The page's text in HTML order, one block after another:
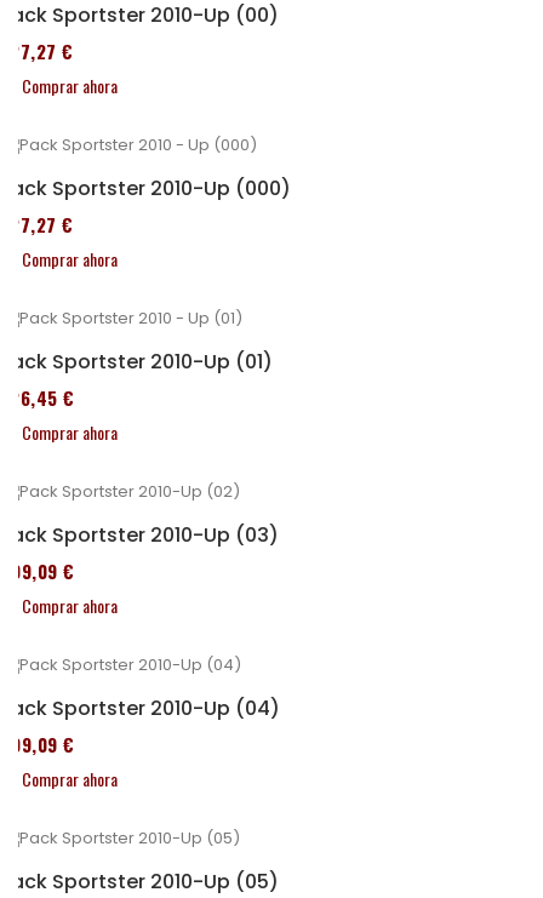
Pack Sportster 2010-Up (00)
227,27 €
Comprar ahora
Pack Sportster 2010-Up (000)
227,27 €
Comprar ahora
Pack Sportster 2010-Up (01)
326,45 €
Comprar ahora
Pack Sportster 2010-Up (03)
409,09 €
Comprar ahora
Pack Sportster 2010-Up (04)
409,09 €
Comprar ahora
Pack Sportster 2010-Up (05)